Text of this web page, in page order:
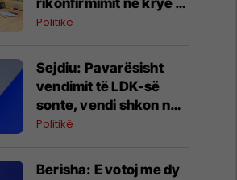
rikonfirmimit në krye të
LDK-së: Jo çdo fitore
Politikë
Sejdiu: Pavarësisht
vendimit të LDK-së
sonte, vendi shkon në
zgjedhje të reja
Politikë
Berisha: E votoj me dy